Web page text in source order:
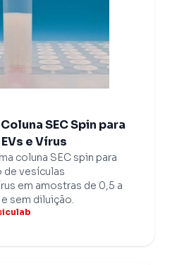
SEC Spin para
e Vírus
coluna SEC spin para
vesículas
em amostras de 0,5 a
sem diluição.